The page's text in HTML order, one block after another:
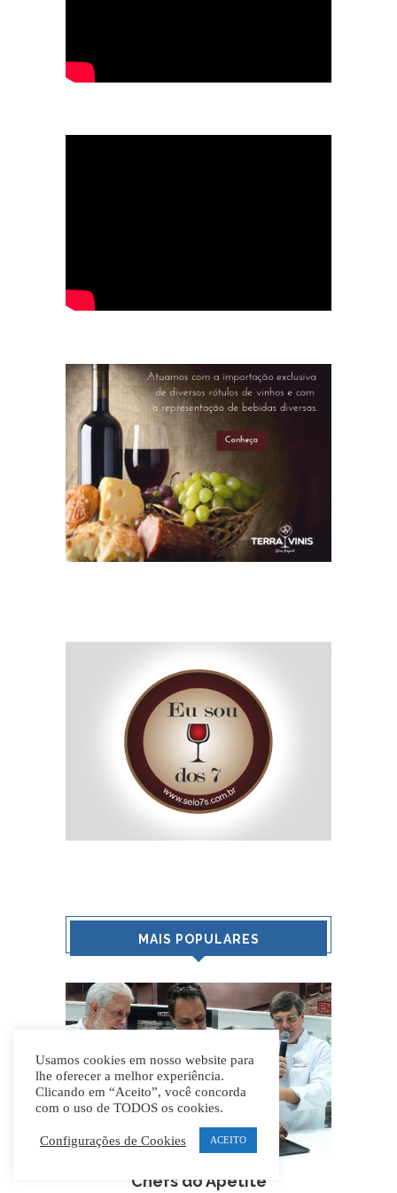
MAIS POPULARES
Chefs do Apetite
Usamos cookies em nosso website para
lhe oferecer a melhor experiência.
Clicando em “Aceito”, você concorda
com o uso de TODOS os cookies.
Configurações de Cookies ACEITO